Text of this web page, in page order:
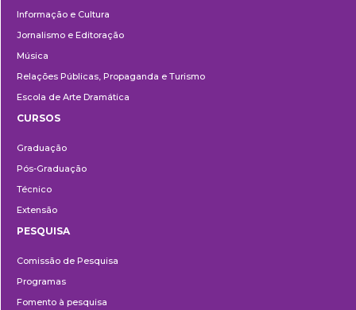
Informação e Cultura
Jornalismo e Editoração
Música
Relações Públicas, Propaganda e Turismo
Escola de Arte Dramática
CURSOS
Graduação
Pós-Graduação
Técnico
Extensão
PESQUISA
Comissão de Pesquisa
Programas
Fomento à pesquisa